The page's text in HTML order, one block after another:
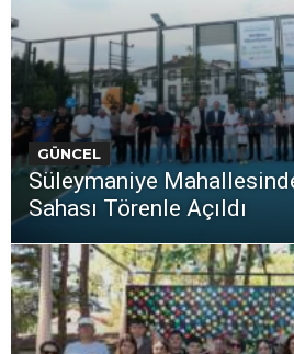
GÜNCEL
Süleymaniye
Sahası Törenle Açıldı